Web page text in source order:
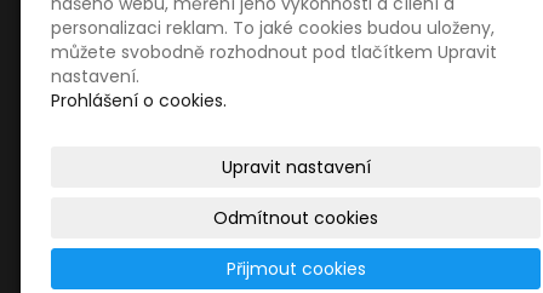
webové stránkys AI,doména
personalizaci reklam. To jaké cookies budou uloženy,
můžete svobodně rozhodnout pod tlačítkem Upravit
nastavení.
Prohlášení o cookies.
Upravit nastavení
Odmítnout cookies
Přijmout cookies